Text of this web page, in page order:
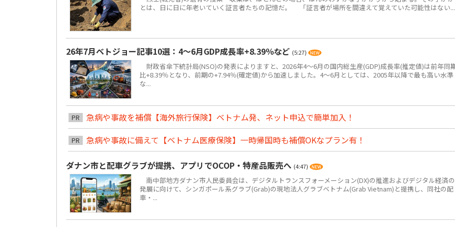
とは、日に日に年老いていく証言者たちの記憶だ。 「証言者が場所を間違えて覚えていた可能性はない...
26年7月ベトジョー記事10選：4～6月GDP成長率+8.39％など (5:27)
財政省傘下統計局(NSO)の発表によりますと、2026年4～6月の国内総生産(GDP)成長率(推定値)は前年同
比+8.39％となり、前期の+7.94％(確定値)から加速しました。4～6月としては、2005年以降で最も高い水
な...
PR 急病や事故を補償【海外旅行保険】ベトナム発、ネット申込で簡単加入！
PR 急病や事故に備えて【ベトナム医療保険】一時帰国時も補償OKなプラン有！
ダナン市と配車グラブが提携、アプリでOCOP・特産品販売へ (4:47)
南中部地方ダナン市人民委員会は、デジタルトランスフォーメーション(DX)の推進およびデジタル経済の
発展に向けて、シンガポール系グラブ(Grab)の現地法人グラブベトナム(Grab Vietnam)と提携し、同社の配
車・...